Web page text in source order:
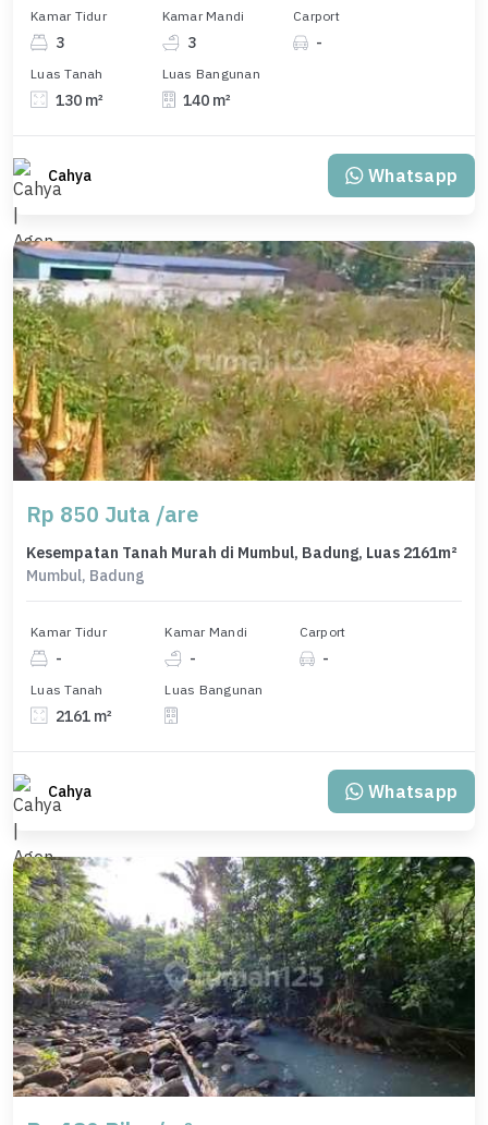
Kamar Tidur
3
Kamar Mandi
3
Carport
-
Luas Tanah
130 m²
Luas Bangunan
140 m²
Cahya Whatsapp
Rp 850 Juta /are
Kesempatan Tanah Murah di Mumbul, Badung, Luas 2161m²
Mumbul, Badung
Kamar Tidur
-
Kamar Mandi
-
Carport
-
Luas Tanah
2161 m²
Luas Bangunan
Cahya Whatsapp